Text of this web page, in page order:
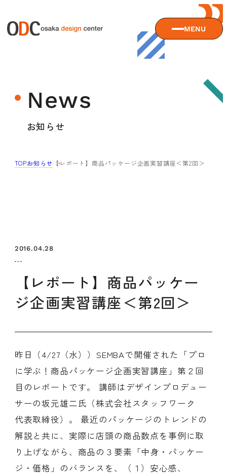
MENU
大阪デザインセンターとは
沿革
サービス
ODCデザイン相談デスク
イベント
よくある質問
メンバーシップについて
メンバーシップ一覧
メンバーシップの声
メルマガ登録デザイン団体・機関一覧
関西デザイン学校一覧プライバシーポリシー
ソーシャルメディアポリシー
News
お知らせ
TOPお知らせ 【レポート】商品パッケージ企画実習講座＜第2回＞
2016.04.28
【レポート】商品パッケー
ジ企画実習講座＜第2回＞
昨日（4/27（水））SEMBAで開催された「プロ
に学ぶ！商品パッケージ企画実習講座」第２回
目のレポートです。 講師はデザインプロデュー
サーの坂元雄二氏（株式会社スタッフワーク
代表取締役）。 最近のパッケージのトレンドの
解説と共に、実際に店頭の商品数点を事例に取
り上げながら、商品の３要素「中身・パッケー
ジ・価格」のバランスを、（１）安心感、